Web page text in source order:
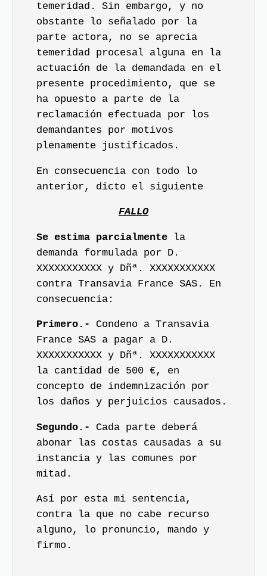
temeridad. Sin embargo, y no
obstante lo señalado por la
parte actora, no se aprecia
temeridad procesal alguna en la
actuación de la demandada en el
presente procedimiento, que se
ha opuesto a parte de la
reclamación efectuada por los
demandantes por motivos
plenamente justificados.
En consecuencia con todo lo
anterior, dicto el siguiente
FALLO
Se estima parcialmente la
demanda formulada por D.
XXXXXXXXXXX y Dñª. XXXXXXXXXXX
contra Transavia France SAS. En
consecuencia:
Primero.-
Condeno a Transavia
France SAS a pagar a D.
XXXXXXXXXXX y Dñª. XXXXXXXXXXX
la cantidad de 500 €, en
concepto de indemnización por
los daños y perjuicios causados.
Segundo.-
Cada parte deberá
abonar las costas causadas a su
instancia y las comunes por
mitad.
Así por esta mi sentencia,
contra la que no cabe recurso
alguno, lo pronuncio, mando y
firmo.